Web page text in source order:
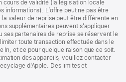
cours de validité (la législation locale
informations). L’offre peut ne pas être
la valeur de reprise peut être différente en
supplémentaires peuvent s’appliquer
ses partenaires de reprise se réservent le
toute transaction effectuée dans le
In, et ce pour quelque raison que ce soit.
des appareils, veuillez contacter
d’Apple. Des limites et